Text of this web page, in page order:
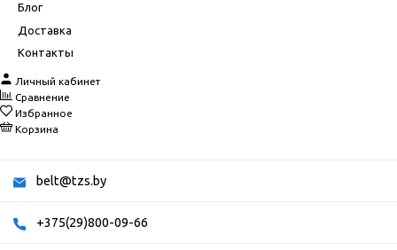
Блог
Доставка
Контакты
Личный кабинет
Сравнение
Избранное
Корзина
belt@tzs.by
+375(29)800-09-66